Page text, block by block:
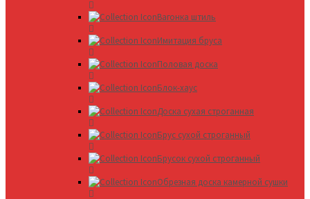
Вагонка штиль
Имитация бруса
Половая доска
Блок-хаус
Доска сухая строганная
Брус сухой строганный
Брусок сухой строганный
Обрезная доска камерной сушки